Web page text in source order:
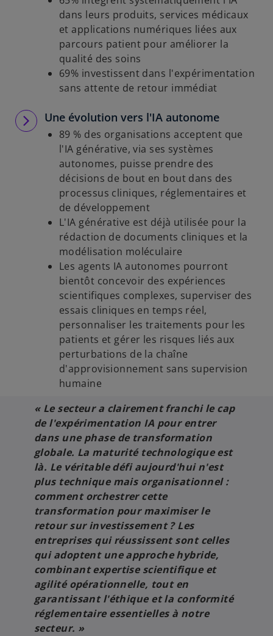
dans leurs produits, services médicaux
et applications numériques liées aux
parcours patient pour améliorer la
qualité des soins
69% investissent dans l'expérimentation
sans attente de retour immédiat
Une évolution vers l'IA autonome
89 % des organisations acceptent que
l'IA générative, via ses systèmes
autonomes, puisse prendre des
décisions de bout en bout dans des
processus cliniques, réglementaires et
de développement
L'IA générative est déjà utilisée pour la
rédaction de documents cliniques et la
modélisation moléculaire
Les agents IA autonomes pourront
bientôt concevoir des expériences
scientifiques complexes, superviser des
essais cliniques en temps réel,
personnaliser les traitements pour les
patients et gérer les risques liés aux
perturbations de la chaîne
d'approvisionnement sans supervision
humaine
« Le secteur a clairement franchi le cap
de l'expérimentation IA pour entrer
dans une phase de transformation
globale. La maturité technologique est
là. Le véritable défi aujourd'hui n'est
plus technique mais organisationnel :
comment orchestrer cette
transformation pour maximiser le
retour sur investissement ? Les
entreprises qui réussissent sont celles
qui adoptent une approche hybride,
combinant expertise scientifique et
agilité opérationnelle, tout en
garantissant l'éthique et la conformité
réglementaire essentielles à notre
secteur. »